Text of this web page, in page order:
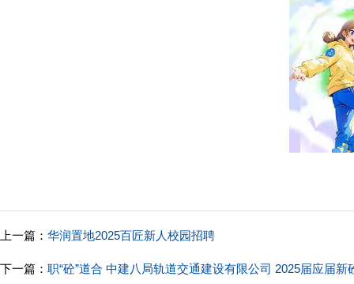
上一篇： 华润置地2025百匠新人校园招聘
下一篇： 职“砼”道合 中建八局轨道交通建设有限公司 2025届应届新